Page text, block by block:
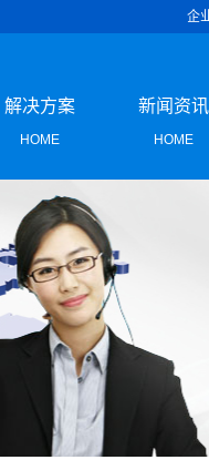
企
解决方案
HOME
解决方案
新闻资讯
HOME